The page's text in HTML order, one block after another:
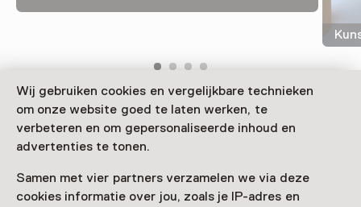
Wij gebruiken cookies en vergelijkbare technieken
om onze website goed te laten werken, te
verbeteren en om gepersonaliseerde inhoud en
advertenties te tonen.
Samen met vier partners verzamelen we via deze
cookies informatie over jou, zoals je IP-adres en
Das Museum Lunteren beherbergt natürliche und
kulturhistorische Schätze im geografischen Herzen
die Geschichte von Lunteren und Umland im
Mittelpunkt.